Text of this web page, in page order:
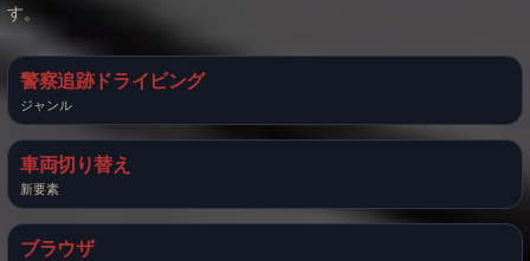
す。
警察追跡ドライビング
ジャンル
車両切り替え
新要素
ブラウザ